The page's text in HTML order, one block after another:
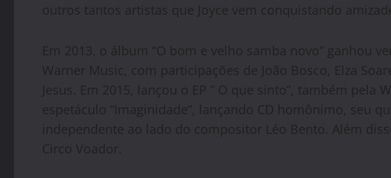
outros tantos artistas que Joyce vem conquistando
Em 2013, o álbum “O bom e velho samba novo” ganhou
Warner Music, com participações de João Bosco, Elza
Jesus. Em 2015, lançou o EP ” O que sinto”, também pela
espetáculo “Imaginidade”, lançando CD homônimo, seu
independente ao lado do compositor Léo Bento. Além
Circo Voador.